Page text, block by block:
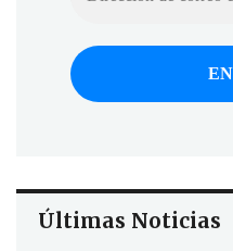
Últimas Noticias